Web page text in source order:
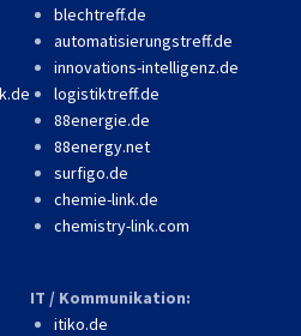
blechtreff.de
automatisierungstreff.de
innovations-intelligenz.de
logistiktreff.de
88energie.de
88energy.net
surfigo.de
chemie-link.de
chemistry-link.com
IT / Kommunikation:
itiko.de